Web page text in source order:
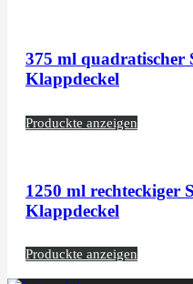
375 ml quadratischer
Klappdeckel
Produckte anzeigen
1250 ml rechteckiger
Klappdeckel
Produckte anzeigen